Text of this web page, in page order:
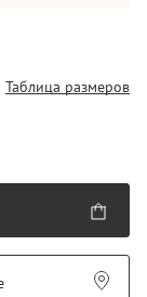
Таблица размеров